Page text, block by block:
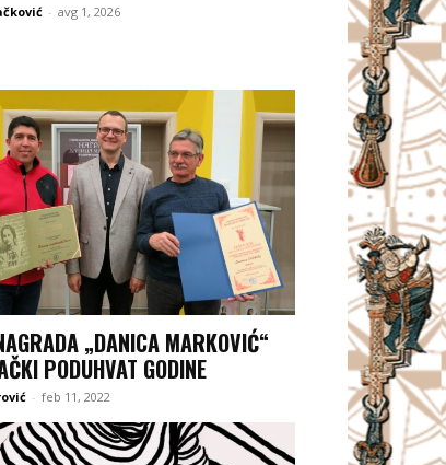
- avg 1, 2026
„DANICA MARKOVIĆ“
PODUHVAT GODINE
- feb 11, 2022